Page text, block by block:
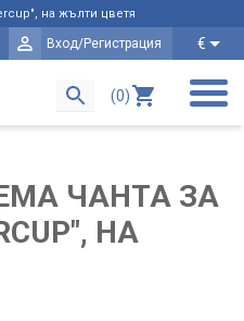
на жълти цветя
Вход/Регистрация €
(0)
ЧАНТА ЗА
НА